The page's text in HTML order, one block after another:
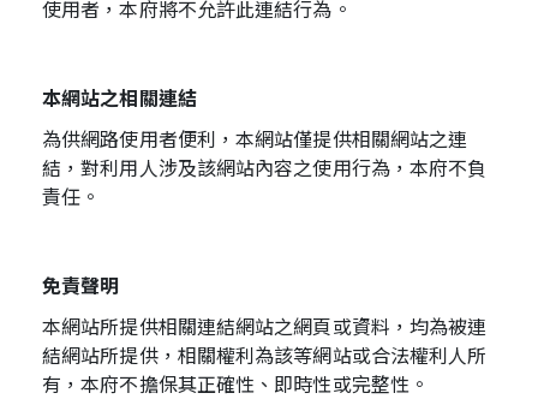
使用者，本府將不允許此連結行為。
本網站之相關連結
為供網路使用者便利，本網站僅提供相關網站之連
結，對利用人涉及該網站內容之使用行為，本府不負
責任。
免責聲明
本網站所提供相關連結網站之網頁或資料，均為被連
結網站所提供，相關權利為該等網站或合法權利人所
有，本府不擔保其正確性、即時性或完整性。